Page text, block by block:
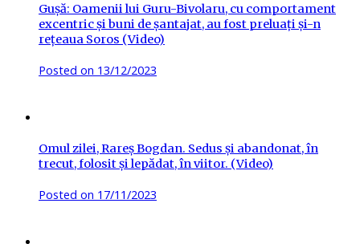
Gușă: Oamenii lui Guru-Bivolaru, cu comportament
excentric și buni de șantajat, au fost preluați și-n
rețeaua Soros (Video)
Posted on 13/12/2023
Omul zilei, Rareș Bogdan. Sedus și abandonat, în
trecut, folosit și lepădat, în viitor. (Video)
Posted on 17/11/2023